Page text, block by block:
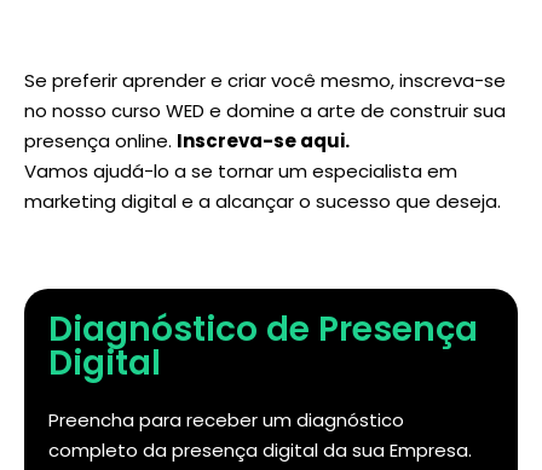
Se preferir aprender e criar você mesmo, inscreva-se
no nosso curso WED e domine a arte de construir sua
presença online. Inscreva-se aqui.
Vamos ajudá-lo a se tornar um especialista em
marketing digital e a alcançar o sucesso que deseja.
Diagnóstico de Presença
Digital
Preencha para receber um diagnóstico
completo da presença digital da sua Empresa.